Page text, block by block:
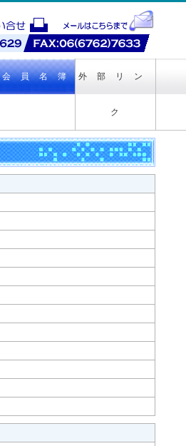
会 員 名 簿 外 部 リ ン
ク